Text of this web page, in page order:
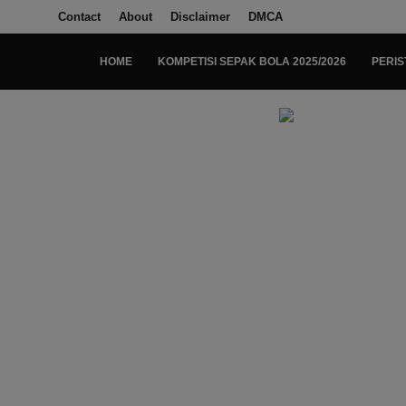
Contact About Disclaimer DMCA
HOME KOMPETISI SEPAK BOLA 2025/2026